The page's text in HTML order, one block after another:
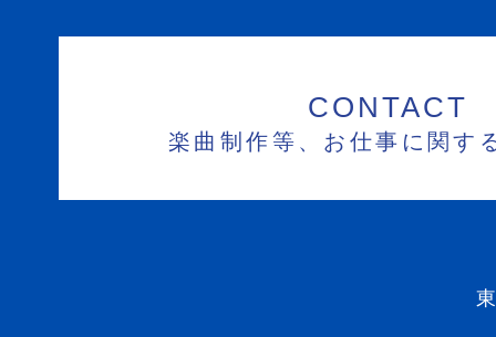
CONTACT
楽曲制作等、お仕事に関す